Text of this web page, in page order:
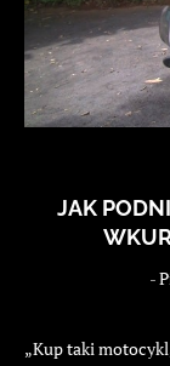
JAK
-
„Kup taki